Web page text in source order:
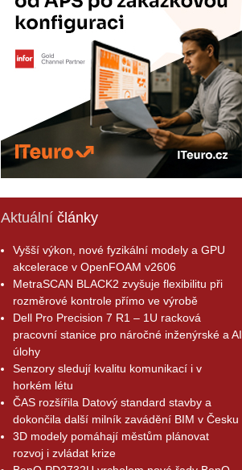
Aktuální články
Vyšší výkon, nové fyzikální modely a GPU
akcelerace v OpenFOAM v2606
MetraSCAN BLACK2 zvyšuje flexibilitu při
rozměrové kontrole přímo ve výrobě
Dell Pro Precision 7 R1 – 1U racková
pracovní stanice pro náročné inženýrské a AI
úlohy
Senzory sledují kvalitu komunikací i v
horkém létu
ČAS rozšířila Datový standard stavby a
dokončila další milník zavádění BIM v Česku
3D modely pomáhají městům plánovat
rozvoj i zvládat krize